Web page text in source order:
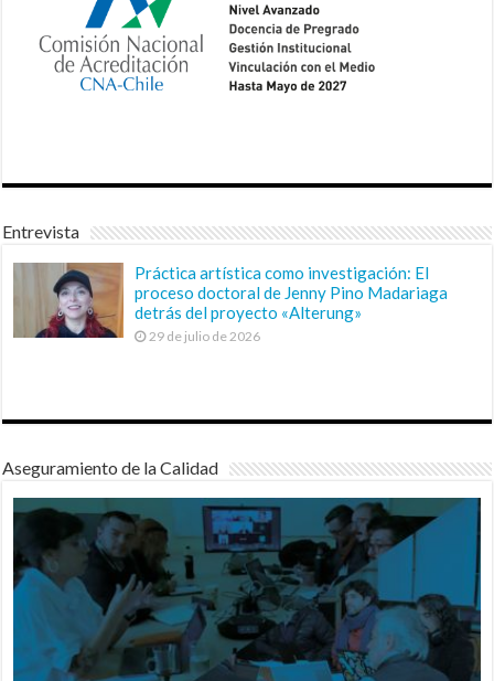
Entrevista
Práctica artística como investigación: El
proceso doctoral de Jenny Pino Madariaga
detrás del proyecto «Alterung»
29 de julio de 2026
Aseguramiento de la Calidad